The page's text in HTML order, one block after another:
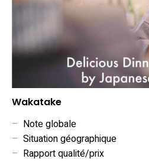
Wakatake
– Note globale
– Situation géographique
– Rapport qualité/prix